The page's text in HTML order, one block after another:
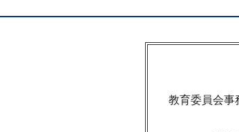
教育委員会事